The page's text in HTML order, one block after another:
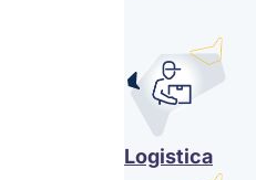
Logistica